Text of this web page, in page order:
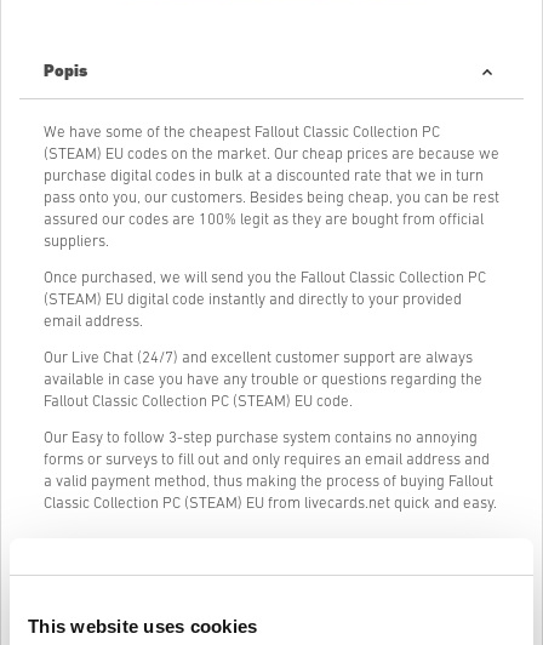
This website uses cookies
Popis
We have some of the cheapest Fallout Classic Collection PC
(STEAM) EU codes on the market. Our cheap prices are because we
purchase digital codes in bulk at a discounted rate that we in turn
pass onto you, our customers. Besides being cheap, you can be rest
assured our codes are 100% legit as they are bought from official
suppliers.
Once purchased, we will send you the Fallout Classic Collection PC
(STEAM) EU digital code instantly and directly to your provided
email address.
Our Live Chat (24/7) and excellent customer support are always
available in case you have any trouble or questions regarding the
Fallout Classic Collection PC (STEAM) EU code.
Our Easy to follow 3-step purchase system contains no annoying
forms or surveys to fill out and only requires an email address and
a valid payment method, thus making the process of buying Fallout
Classic Collection PC (STEAM) EU from livecards.net quick and easy.
Jak to funguje na Livecards.net
Zřeknutí se odpovědnosti